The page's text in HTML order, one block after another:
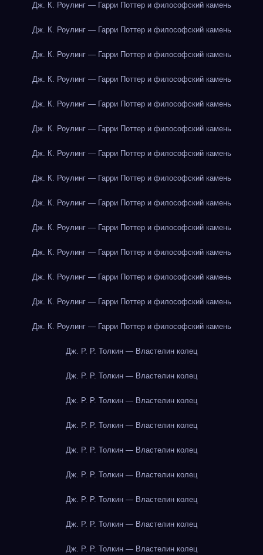
Дж. К. Роулинг — Гарри Поттер и философский камень
Дж. К. Роулинг — Гарри Поттер и философский камень
Дж. К. Роулинг — Гарри Поттер и философский камень
Дж. К. Роулинг — Гарри Поттер и философский камень
Дж. К. Роулинг — Гарри Поттер и философский камень
Дж. К. Роулинг — Гарри Поттер и философский камень
Дж. К. Роулинг — Гарри Поттер и философский камень
Дж. К. Роулинг — Гарри Поттер и философский камень
Дж. К. Роулинг — Гарри Поттер и философский камень
Дж. К. Роулинг — Гарри Поттер и философский камень
Дж. К. Роулинг — Гарри Поттер и философский камень
Дж. К. Роулинг — Гарри Поттер и философский камень
Дж. К. Роулинг — Гарри Поттер и философский камень
Дж. К. Роулинг — Гарри Поттер и философский камень
Дж. Р. Р. Толкин — Властелин колец
Дж. Р. Р. Толкин — Властелин колец
Дж. Р. Р. Толкин — Властелин колец
Дж. Р. Р. Толкин — Властелин колец
Дж. Р. Р. Толкин — Властелин колец
Дж. Р. Р. Толкин — Властелин колец
Дж. Р. Р. Толкин — Властелин колец
Дж. Р. Р. Толкин — Властелин колец
Дж. Р. Р. Толкин — Властелин колец